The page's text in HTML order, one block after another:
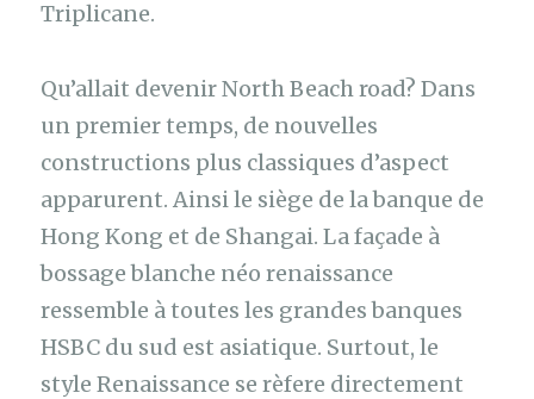
Triplicane.
Qu’allait devenir North Beach road? Dans
un premier temps, de nouvelles
constructions plus classiques d’aspect
apparurent. Ainsi le siège de la banque de
Hong Kong et de Shangai. La façade à
bossage blanche néo renaissance
ressemble à toutes les grandes banques
HSBC du sud est asiatique. Surtout, le
style Renaissance se rèfere directement